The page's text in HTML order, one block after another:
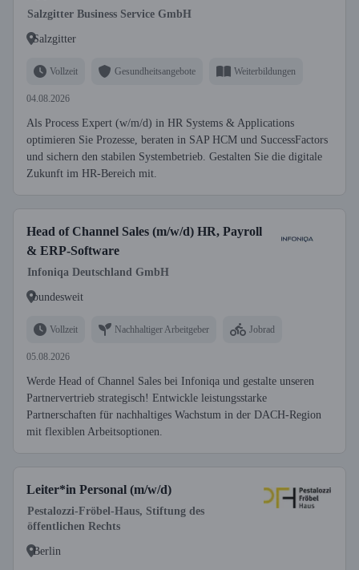
Salzgitter Business Service GmbH
Salzgitter
Vollzeit Gesundheitsangebote Weiterbildungen
04.08.2026
Als Process Expert (w/m/d) in HR Systems & Applications
optimieren Sie Prozesse, beraten in SAP HCM und SuccessFactors
und sichern den stabilen Systembetrieb. Gestalten Sie die digitale
Zukunft im HR-Bereich mit.
Head of Channel Sales (m/w/d) HR, Payroll
& ERP-Software
Infoniqa Deutschland GmbH
bundesweit
Vollzeit Nachhaltiger Arbeitgeber Jobrad
05.08.2026
Werde Head of Channel Sales bei Infoniqa und gestalte unseren
Partnervertrieb strategisch! Entwickle leistungsstarke
Partnerschaften für nachhaltiges Wachstum in der DACH-Region
mit flexiblen Arbeitsoptionen.
Leiter*in Personal (m/w/d)
Pestalozzi-Fröbel-Haus, Stiftung des
öffentlichen Rechts
Berlin